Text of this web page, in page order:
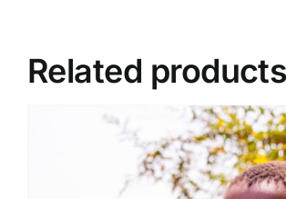
Related products